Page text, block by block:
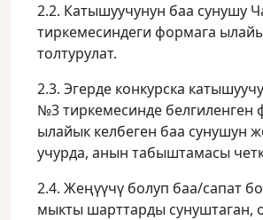
2.2. Катышуучунун баа сунушу
тиркемесиндеги формага
толтурулат.
2.3. Эгерде конкурска
№3 тиркемесинде белгиленген
ылайык келбеген баа сунушун
учурда, анын табыштамасы
2.4. Жеңүүчү болуп баа/сапат
мыкты шарттарды сунуштаган,